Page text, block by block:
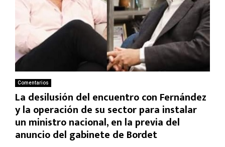
Comentarios
La desilusión del encuentro con Fernández
y la operación de su sector para instalar
un ministro nacional, en la previa del
anuncio del gabinete de Bordet